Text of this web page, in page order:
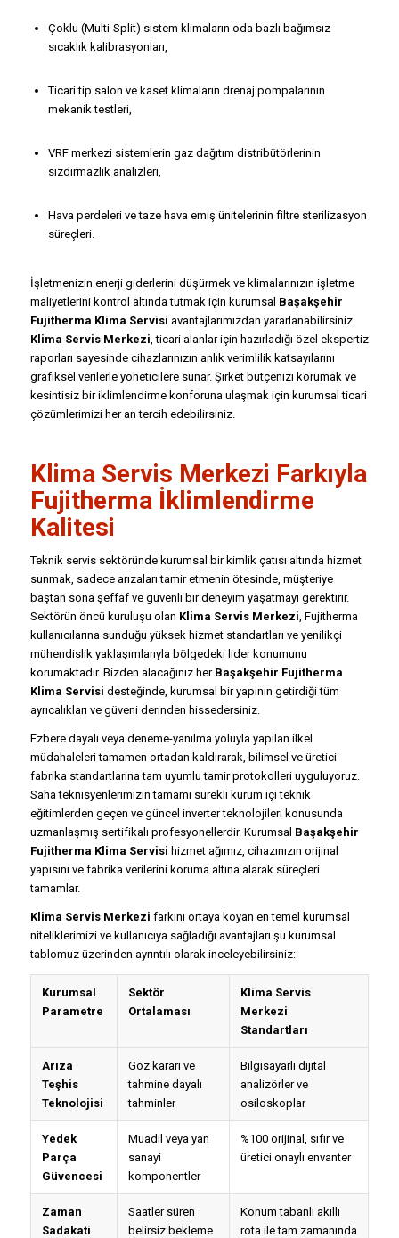
Çoklu (Multi-Split) sistem klimaların oda bazlı bağımsız
sıcaklık kalibrasyonları,
Ticari tip salon ve kaset klimaların drenaj pompalarının
mekanik testleri,
VRF merkezi sistemlerin gaz dağıtım distribütörlerinin
sızdırmazlık analizleri,
Hava perdeleri ve taze hava emiş ünitelerinin filtre sterilizasyon
süreçleri.
İşletmenizin enerji giderlerini düşürmek ve klimalarınızın işletme
maliyetlerini kontrol altında tutmak için kurumsal Başakşehir
Fujitherma Klima Servisi avantajlarımızdan yararlanabilirsiniz.
Klima Servis Merkezi, ticari alanlar için hazırladığı özel ekspertiz
raporları sayesinde cihazlarınızın anlık verimlilik katsayılarını
grafiksel verilerle yöneticilere sunar. Şirket bütçenizi korumak ve
kesintisiz bir iklimlendirme konforuna ulaşmak için kurumsal ticari
çözümlerimizi her an tercih edebilirsiniz.
Klima Servis Merkezi Farkıyla
Fujitherma İklimlendirme
Kalitesi
Teknik servis sektöründe kurumsal bir kimlik çatısı altında hizmet
sunmak, sadece arızaları tamir etmenin ötesinde, müşteriye
baştan sona şeffaf ve güvenli bir deneyim yaşatmayı gerektirir.
Sektörün öncü kuruluşu olan Klima Servis Merkezi, Fujitherma
kullanıcılarına sunduğu yüksek hizmet standartları ve yenilikçi
mühendislik yaklaşımlarıyla bölgedeki lider konumunu
korumaktadır. Bizden alacağınız her Başakşehir Fujitherma
Klima Servisi desteğinde, kurumsal bir yapının getirdiği tüm
ayrıcalıkları ve güveni derinden hissedersiniz.
Ezbere dayalı veya deneme-yanılma yoluyla yapılan ilkel
müdahaleleri tamamen ortadan kaldırarak, bilimsel ve üretici
fabrika standartlarına tam uyumlu tamir protokolleri uyguluyoruz.
Saha teknisyenlerimizin tamamı sürekli kurum içi teknik
eğitimlerden geçen ve güncel inverter teknolojileri konusunda
uzmanlaşmış sertifikalı profesyonellerdir. Kurumsal Başakşehir
Fujitherma Klima Servisi hizmet ağımız, cihazınızın orijinal
yapısını ve fabrika verilerini koruma altına alarak süreçleri
tamamlar.
Klima Servis Merkezi farkını ortaya koyan en temel kurumsal
niteliklerimizi ve kullanıcıya sağladığı avantajları şu kurumsal
tablomuz üzerinden ayrıntılı olarak inceleyebilirsiniz:
Kurumsal
Parametre
Sektör
Ortalaması
Klima Servis
Merkezi
Standartları
Arıza
Teşhis
Teknolojisi
Göz kararı ve
tahmine dayalı
tahminler
Bilgisayarlı dijital
analizörler ve
osiloskoplar
Yedek
Parça
Güvencesi
Muadil veya yan
sanayi
komponentler
%100 orijinal, sıfır ve
üretici onaylı envanter
Zaman
Sadakati
Saatler süren
belirsiz bekleme
Konum tabanlı akıllı
rota ile tam zamanında